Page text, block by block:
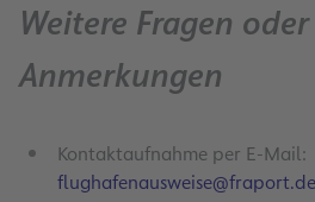
Weitere Fragen oder
Anmerkungen
Kontaktaufnahme per E-Mail:
flughafenausweise@fraport.de